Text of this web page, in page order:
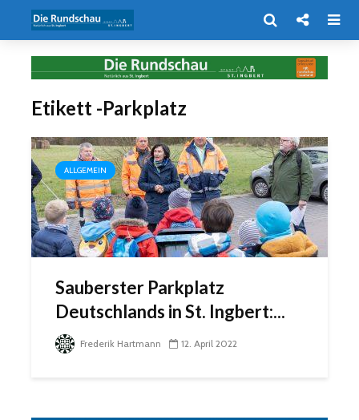
Etikett -Parkplatz
ALLGEMEIN
Sauberster Parkplatz
Deutschlands in St. Ingbert:...
Frederik Hartmann 12. April 2022